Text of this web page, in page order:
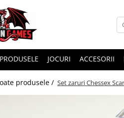
JOCURI ACCESORII
produsele / Set zaruri Chessex